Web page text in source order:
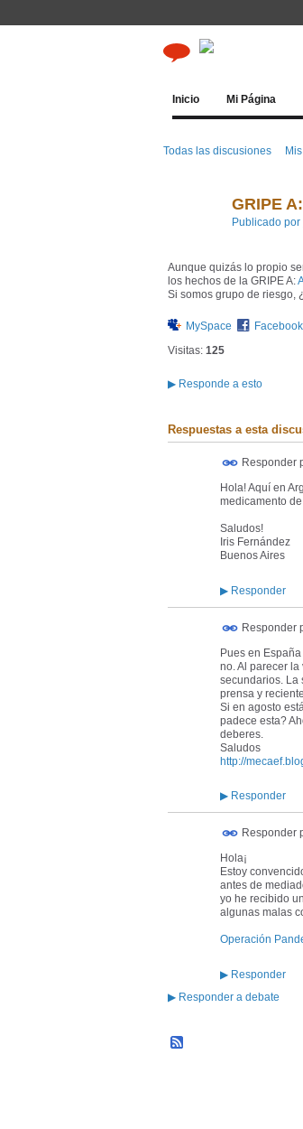
Inicio Mi Página
Todas las discusiones
GRIPE
Publicado por
Aunque quizás lo propio
los hechos de la GRIPE A:
Si somos grupo de riesgo,
MySpace
Facebook
Visitas: 125
▶ Responde a esto
Respuestas a esta
Responder
Hola! Aquí en
medicamento
Saludos!
Iris Fernández
Buenos Aires
▶ Responder
Responder
Pues en
no. Al parecer
secundarios. La
prensa y
Si en agosto
padece esta?
deberes.
Saludos
http://
▶ Responder
Responder
Hola¡
Estoy
antes de
yo he recibido
algunas malas
Operación
▶ Responder
▶ Responder a debate